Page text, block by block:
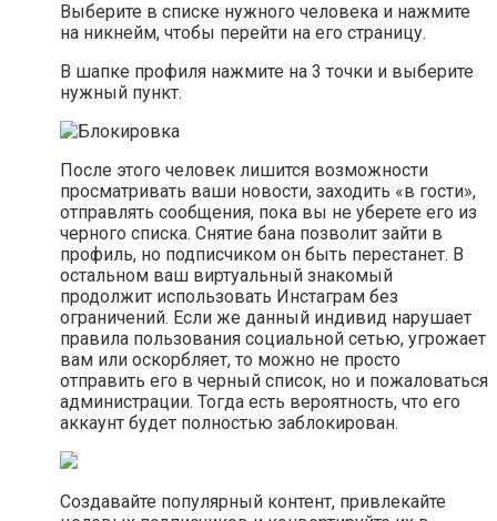
Выберите в списке нужного человека и нажмите
на никнейм, чтобы перейти на его страницу.
В шапке профиля нажмите на 3 точки и выберите
нужный пункт.
После этого человек лишится возможности
просматривать ваши новости, заходить «в гости»,
отправлять сообщения, пока вы не уберете его из
черного списка. Снятие бана позволит зайти в
профиль, но подписчиком он быть перестанет. В
остальном ваш виртуальный знакомый
продолжит использовать Инстаграм без
ограничений. Если же данный индивид нарушает
правила пользования социальной сетью, угрожает
вам или оскорбляет, то можно не просто
отправить его в черный список, но и пожаловаться
администрации. Тогда есть вероятность, что его
аккаунт будет полностью заблокирован.
Создавайте популярный контент, привлекайте